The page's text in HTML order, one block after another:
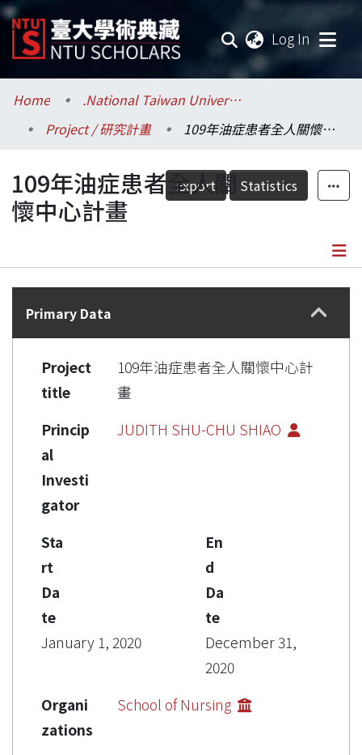
Log In
Communities & Collections
Research Outputs
Fundings & Projects
Researchers
Statistics
Home
.National Taiwan University / 國立臺灣大學
Project / 研究計畫
109年油症患者全人關懷中心計畫
Export Statistics
109年油症患者全人關
懷中心計畫
Details
Primary Data
Project
title
109年油症患者全人關懷中心計
畫
Princip
al
Investi
gator
JUDITH SHU-CHU SHIAO
Sta
rt
Da
te
January 1, 2020
En
d
Da
te
December 31,
2020
Organi
zations
School of Nursing